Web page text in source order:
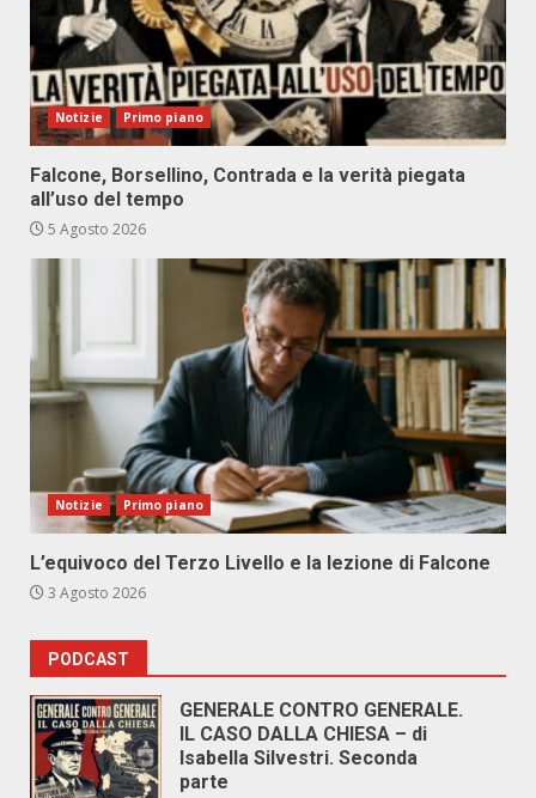
Notizie Primo piano
Falcone, Borsellino, Contrada e la verità piegata
all’uso del tempo
5 Agosto 2026
Notizie Primo piano
L’equivoco del Terzo Livello e la lezione di Falcone
3 Agosto 2026
PODCAST
GENERALE CONTRO GENERALE.
IL CASO DALLA CHIESA – di
Isabella Silvestri. Seconda
parte